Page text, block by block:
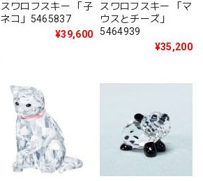
スワロフスキー 「子
ネコ」5465837
¥39,600
スワロフスキー 「マ
ウスとチーズ」
5464939
¥35,200